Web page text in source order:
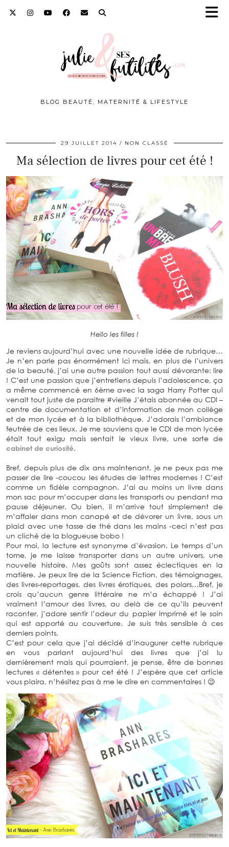
BLOG BEAUTÉ, MATERNITÉ & LIFESTYLE
29 JUILLET 2014 NON CLASSÉ
Ma sélection de livres pour cet été !
Hello les filles !
Je reviens aujourd’hui avec une nouvelle idée de rubrique…
Je n’en parle pas énormément ici mais, en plus de l’univers
de la beauté, j’ai une autre passion tout aussi dévorante: lire
! C’est une passion que j’entretiens depuis l’adolescence, ça
a même commencé en 6ème avec la saga Harry Potter qui
venait tout juste de paraitre #vieille J’étais abonnée au CDI –
centre de documentation et d’information de mon collège
et de mon lycée et à la bibliothèque. J’adorais l’ambiance
feutrée de ces lieux. Je me souviens que le CDI de mon lycée
était tout exigu mais sentait le vieux livre, une sorte de
cabinet de curiosité.
Bref, depuis plus de dix ans maintenant, je ne peux pas me
passer de lire -coucou les études de lettres modernes ! C’est
comme un fidèle compagnon. J’ai au moins un livre dans
mon sac pour m’occuper dans les transports ou pendant ma
pause déjeuner. Ou bien, il m’arrive tout simplement de
m’affaler dans mon canapé et de dévorer un livre, sous un
plaid avec une tasse de thé dans les mains -ceci n’est pas
un cliché de la blogueuse bobo !
Pour moi, la lecture est synonyme d’évasion. Le temps d’un
tome, je me laisse transporter dans un autre univers, une
nouvelle histoire. Mes goûts sont assez éclectiques en la
matière. Je peux lire de la Science Fiction, des témoignages,
des livres-reportages, des livres érotiques, des polars…Bref, je
crois qu’aucun genre littéraire ne m’a échappé ! J’ai
vraiment l’amour des livres, au delà de ce qu’ils peuvent
raconter, j’adore sentir l’odeur du papier imprimé et le soin
qui est apporté au couverture. Je suis très sensible à ces
derniers points.
C’est pour cela que j’ai décidé d’inaugurer cette rubrique
en vous parlant aujourd’hui des livres que j’ai lu
dernièrement mais qui pourraient, je pense, être de bonnes
lectures « détentes » pour cet été ! J’espère que cet article
vous plaira, n’hésitez pas à me le dire en commentaires ! 😉